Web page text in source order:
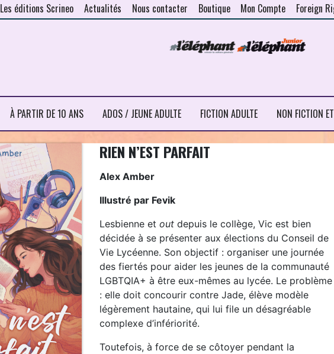
Les éditions Scrineo Actualités Nous contacter Boutique Mon Compte Foreign
À PARTIR DE 10 ANS ADOS / JEUNE ADULTE FICTION ADULTE NON FICTION
RIEN N’EST PARFAIT
Alex Amber
Illustré par Fevik
Lesbienne etout depuis le collège, Vic est bien
décidée à se présenter aux élections du Conseil de
Vie Lycéenne. Son objectif : organiser une journée
des fiertés pour aider les jeunes de la communauté
LGBTQIA+ à être eux-mêmes au lycée. Le problème
: elle doit concourir contre Jade, élève modèle
légèrement hautaine, qui lui file un désagréable
complexe d’infériorité.
Toutefois, à force de se côtoyer pendant la